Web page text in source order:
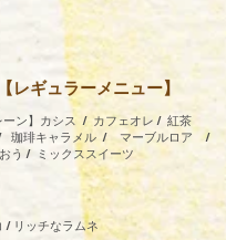
レギュラーメニュー】
ーン】カシス / カフェオレ / 紅茶
/ 珈琲キャラメル / ​ マーブルロア /
う / ミックススイーツ
/ リッチなラムネ